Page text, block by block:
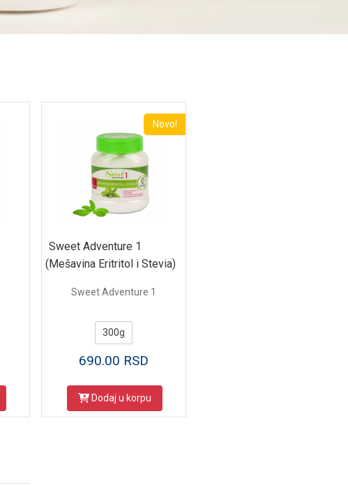
Novo!
Sweet Adventure 1
(Mešavina Eritritol i Stevia)
Sweet Adventure 1
300g
690.00 RSD
Dodaj u korpu